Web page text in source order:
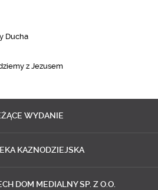
Ducha
z Jezusem
WYDANIE
KAZNODZIEJSKA
DOM MEDIALNY SP. Z O.O.